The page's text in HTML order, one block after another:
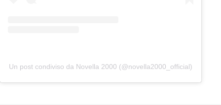
Un post condiviso da Novella 2000 (@novella2000_official)